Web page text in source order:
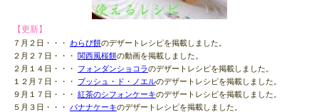
【更新】
７月２日・・・ わらび餅のデザートレシピを掲載しました。
２月２７日・・・ 関西風桜餅の動画を掲載しました。
２月１４日・・・ フォンダンショコラのデザートレシピを掲載しました。
１２月７日・・・ ブッシュ・ド・ノエルのデザートレシピを掲載しました。
９月１７日・・・ 紅茶のシフォンケーキのデザートレシピを掲載しました。
５月３日・・・ バナナケーキのデザートレシピを掲載しました。